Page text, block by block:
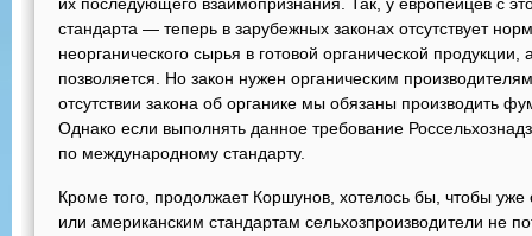
стандарта — теперь в зарубежных законах отсутствует
неорганического сырья в готовой органической
позволяется. Но закон нужен органическим
отсутствии закона об органике мы обязаны производить
Однако если выполнять данное требование
по международному стандарту.
Кроме того, продолжает Коршунов, хотелось бы, чтобы
или американским стандартам сельхозпроизводители не